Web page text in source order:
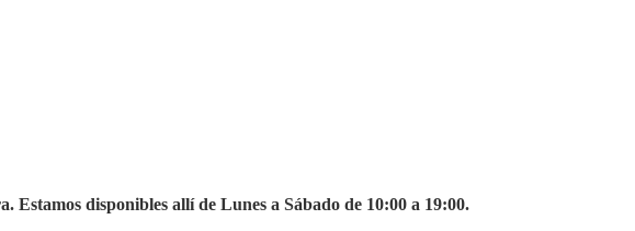
Estamos disponibles allí de Lunes a Sábado de 10:00 a 19:00.